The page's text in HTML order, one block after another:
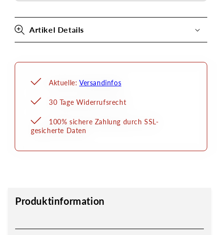
Artikel Details
Aktuelle: Versandinfos
30 Tage Widerrufsrecht
100% sichere Zahlung durch SSL-
gesicherte Daten
Produktinformation